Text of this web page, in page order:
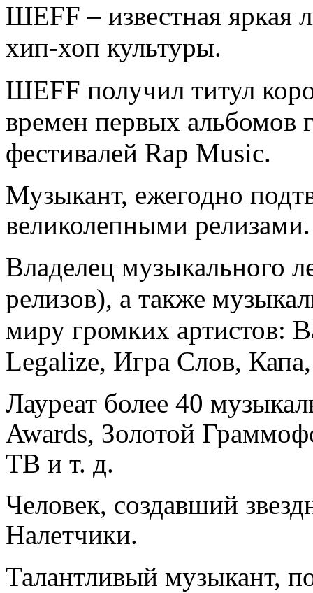
ШЕFF – известная яркая
хип-хоп культуры.
ШЕFF получил титул
времен первых альбомов
фестивалей Rap Music.
Музыкант, ежегодно
великолепными релизами.
Владелец музыкального
релизов), а также
миру громких артистов:
Legalize, Игра Слов,
Лауреат более 40
Awаrds, Золотой
ТВ и т. д.
Человек, создавший
Налетчики.
Талантливый музыкант,